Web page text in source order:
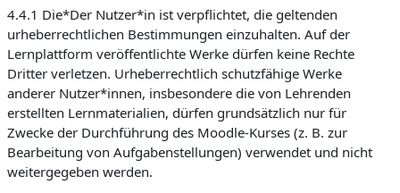
4.4.1 Die*Der Nutzer*in ist verpflichtet, die geltenden
urheberrechtlichen Bestimmungen einzuhalten. Auf der
Lernplattform veröffentlichte Werke dürfen keine Rechte
Dritter verletzen. Urheberrechtlich schutzfähige Werke
anderer Nutzer*innen, insbesondere die von Lehrenden
erstellten Lernmaterialien, dürfen grundsätzlich nur für
Zwecke der Durchführung des Moodle-Kurses (z. B. zur
Bearbeitung von Aufgabenstellungen) verwendet und nicht
weitergegeben werden.